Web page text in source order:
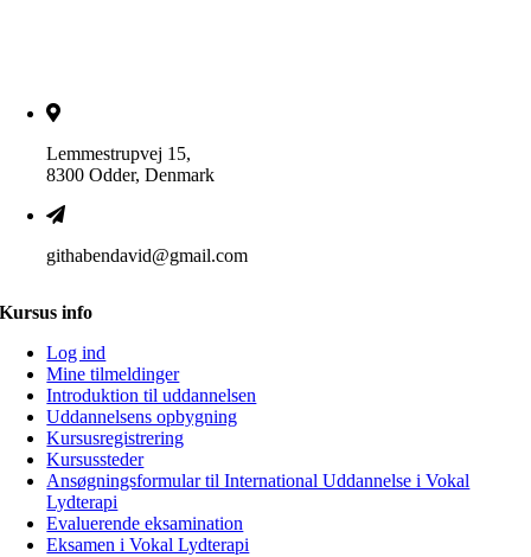
Lemmestrupvej 15,
8300 Odder, Denmark
githabendavid@gmail.com
Kursus info
Log ind
Mine tilmeldinger
Introduktion til uddannelsen
Uddannelsens opbygning
Kursusregistrering
Kursussteder
Ansøgningsformular til International Uddannelse i Vokal
Lydterapi
Evaluerende eksamination
Eksamen i Vokal Lydterapi